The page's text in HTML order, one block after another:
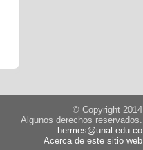
© Copyright 2014
Algunos derechos reservados.
hermes@unal.edu.co
Acerca de este sitio web